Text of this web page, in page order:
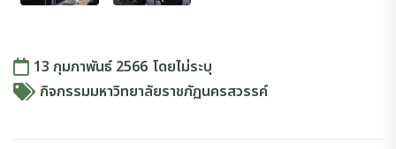
13 กุมภาพันธ์ 2566 โดยไม่ระบุ
กิจกรรมมหาวิทยาลัยราชภัฏนครสวรรค์